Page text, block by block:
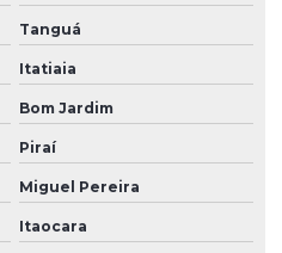
Tanguá
Itatiaia
Bom Jardim
Piraí
Miguel Pereira
Itaocara